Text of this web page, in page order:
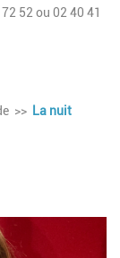
52 ou 02 40 41
>> La nuit